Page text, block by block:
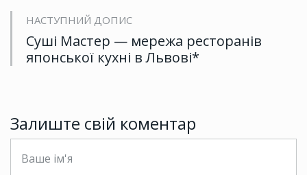
НАСТУПНИЙ ДОПИС
Суші Мастер — мережа ресторанів
японської кухні в Львові*
Залиште свій коментар